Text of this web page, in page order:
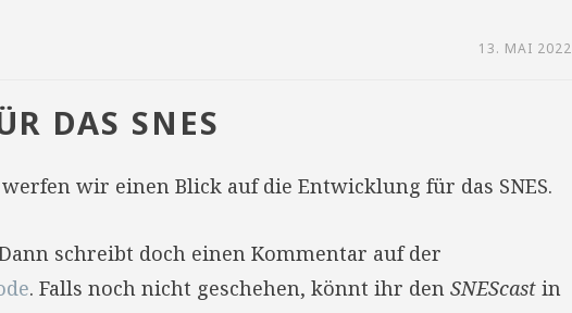
13. MAI 2022
DAS SNES
werfen wir einen Blick auf die Entwicklung für das SNES.
schreibt doch einen Kommentar auf der
. Falls noch nicht geschehen, könnt ihr den SNEScast in